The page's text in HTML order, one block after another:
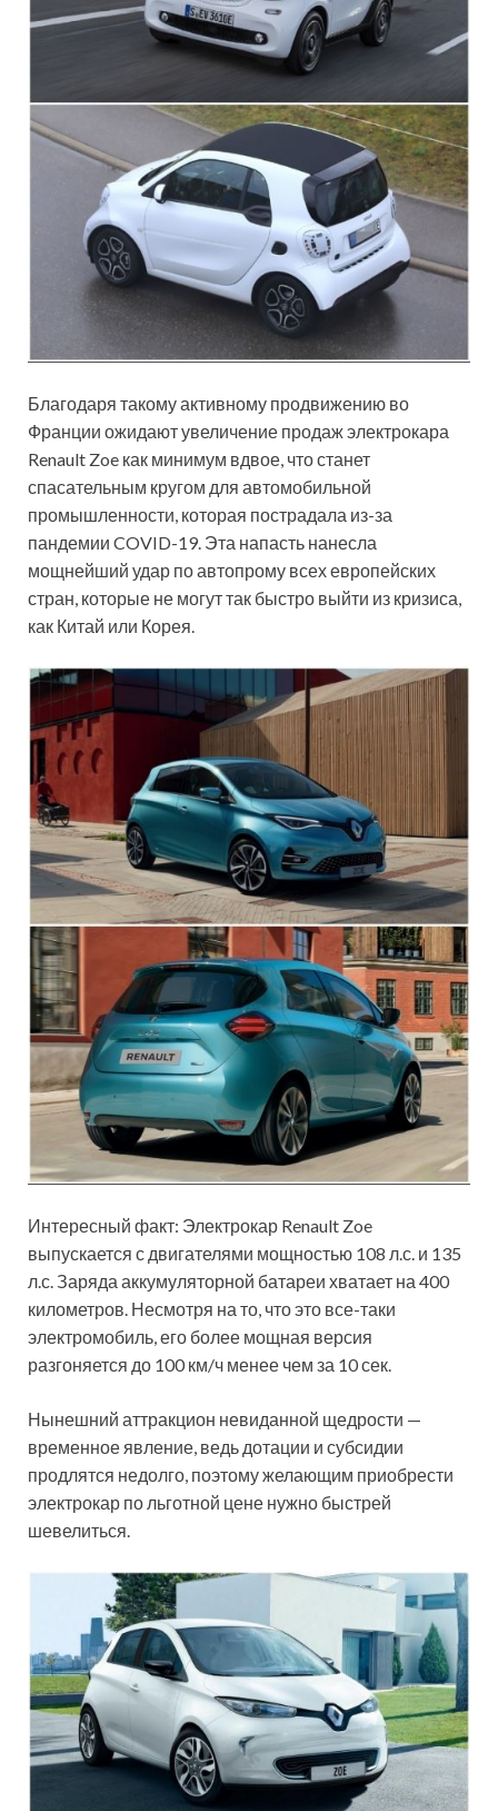
Благодаря такому активному продвижению во
Франции ожидают увеличение продаж электрокара
Renault Zoe как минимум вдвое, что станет
спасательным кругом для автомобильной
промышленности, которая пострадала из-за
пандемии COVID-19. Эта напасть нанесла
мощнейший удар по автопрому всех европейских
стран, которые не могут так быстро выйти из кризиса,
как Китай или Корея.
Интересный факт: Электрокар Renault Zoe
выпускается с двигателями мощностью 108 л.с. и 135
л.с. Заряда аккумуляторной батареи хватает на 400
километров. Несмотря на то, что это все-таки
электромобиль, его более мощная версия
разгоняется до 100 км/ч менее чем за 10 сек.
Нынешний аттракцион невиданной щедрости —
временное явление, ведь дотации и субсидии
продлятся недолго, поэтому желающим приобрести
электрокар по льготной цене нужно быстрей
шевелиться.